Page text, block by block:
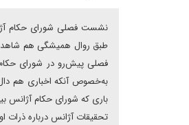
طبق روال همیشگی هم شاهد
فصلی پیش‌رو در شورای
به‌خصوص آنکه اخباری هم
تحقیقات آژانس درباره